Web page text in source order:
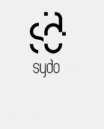
contenu